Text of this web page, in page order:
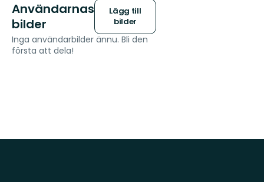
Användarnas
bilder
Lägg till
bilder
Inga användarbilder ännu. Bli den
första att dela!